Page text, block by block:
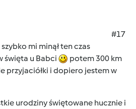
#17
mi minął ten czas
święta u Babci
potem 300 km
przyjaciółki i dopiero jestem w
urodziny świętowane hucznie i